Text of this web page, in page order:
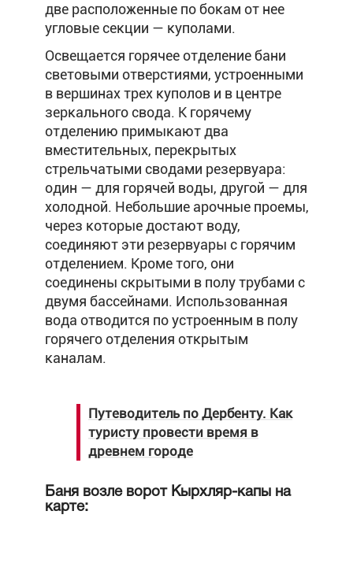
две расположенные по бокам от нее
угловые секции — куполами.
Освещается горячее отделение бани
световыми отверстиями, устроенными
в вершинах трех куполов и в центре
зеркального свода. К горячему
отделению примыкают два
вместительных, перекрытых
стрельчатыми сводами резервуара:
один — для горячей воды, другой — для
холодной. Небольшие арочные проемы,
через которые достают воду,
соединяют эти резервуары с горячим
отделением. Кроме того, они
соединены скрытыми в полу трубами с
двумя бассейнами. Использованная
вода отводится по устроенным в полу
горячего отделения открытым
каналам.
Путеводитель по Дербенту. Как
туристу провести время в
древнем городе
Баня возле ворот Кырхляр-капы на
карте: